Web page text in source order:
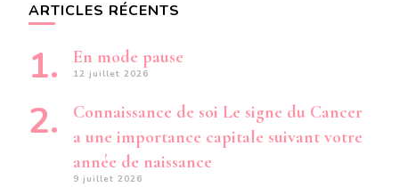
ARTICLES RÉCENTS
En mode pause
12 juillet 2026
Connaissance de soi Le signe du Cancer
a une importance capitale suivant votre
année de naissance
9 juillet 2026